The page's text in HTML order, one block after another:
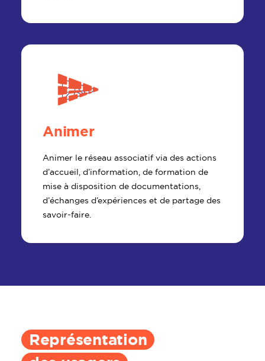
Animer
Animer le réseau associatif via des actions
d’accueil, d’information, de formation de
mise à disposition de documentations,
d’échanges d’expériences et de partage des
savoir-faire.
Représentation